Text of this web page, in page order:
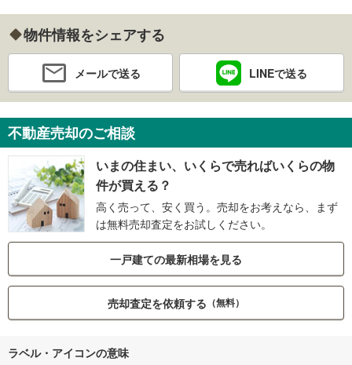
物件情報をシェアする
メールで送る LINEで送る
不動産売却のご相談
いまの住まい、いくらで売ればいくらの物
件が買える？
高く売って、安く買う。売却をお考えなら、まず
は無料売却査定をお試しください。
一戸建ての最新相場を見る
売却査定を依頼する （無料）
ラベル・アイコンの意味